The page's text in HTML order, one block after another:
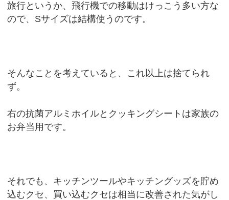
旅行というか、飛行機での移動はけっこう多い方な
ので、Sサイズは結構使うのです。
そんなことを考えていると、これ以上は捨てられ
ず。
右の抗菌アルミホイルとクッキングシートは家族の
お弁当用です。
それでも、キッチンツールやキッチングッズを貯め
込むクセ、買い込むクセは相当に改善された気がし